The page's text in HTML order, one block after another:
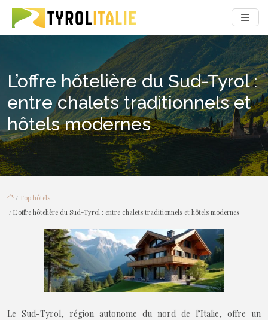
L’offre hôtelière du Sud-Tyrol :
entre chalets traditionnels et
hôtels modernes
/ Top hôtels
/ L’offre hôtelière du Sud-Tyrol : entre chalets traditionnels et hôtels modernes
Le Sud-Tyrol, région autonome du nord de l’Italie, offre un